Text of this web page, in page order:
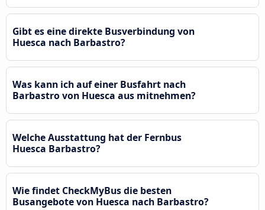
Gibt es eine direkte Busverbindung von
Huesca nach Barbastro?
Was kann ich auf einer Busfahrt nach
Barbastro von Huesca aus mitnehmen?
Welche Ausstattung hat der Fernbus
Huesca Barbastro?
Wie findet CheckMyBus die besten
Busangebote von Huesca nach Barbastro?